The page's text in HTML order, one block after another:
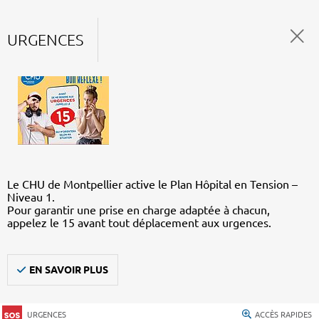
URGENCES
Le CHU de Montpellier active le Plan Hôpital en Tension –
Niveau 1.
Pour garantir une prise en charge adaptée à chacun,
appelez le 15 avant tout déplacement aux urgences.
EN SAVOIR PLUS
URGENCES ACCÈS RAPIDES